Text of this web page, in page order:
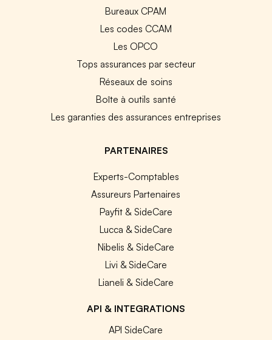
Bureaux CPAM
Les codes CCAM
Les OPCO
Tops assurances par secteur
Réseaux de soins
Boîte à outils santé
Les garanties des assurances entreprises
PARTENAIRES
Experts-Comptables
Assureurs Partenaires
Payfit & SideCare
Lucca & SideCare
Nibelis & SideCare
Livi & SideCare
Lianeli & SideCare
API & INTEGRATIONS
API SideCare